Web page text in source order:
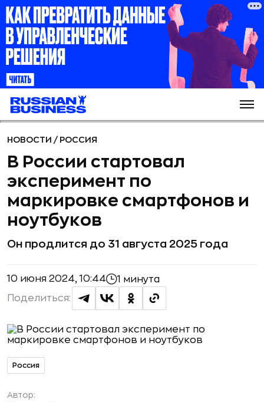
НОВОСТИ / РОССИЯ
В России стартовал
эксперимент по
маркировке смартфонов и
ноутбуков
Он продлится до 31 августа 2025 года
10 июня 2024, 10:44 1 минута
Поделиться:
Россия
Автор: